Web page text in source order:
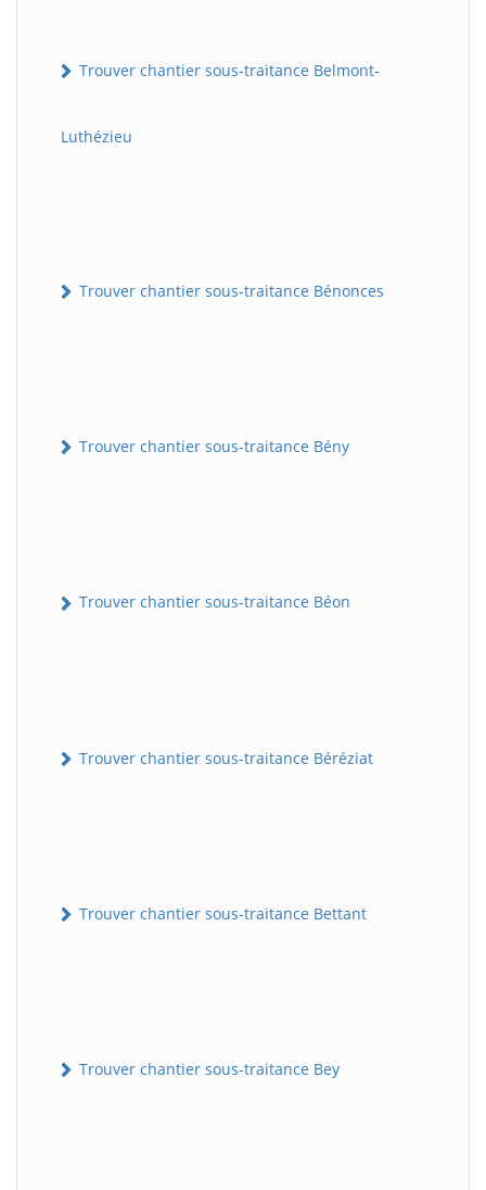
Trouver chantier sous-traitance Belmont-
Luthézieu
Trouver chantier sous-traitance Bénonces
Trouver chantier sous-traitance Bény
Trouver chantier sous-traitance Béon
Trouver chantier sous-traitance Béréziat
Trouver chantier sous-traitance Bettant
Trouver chantier sous-traitance Bey